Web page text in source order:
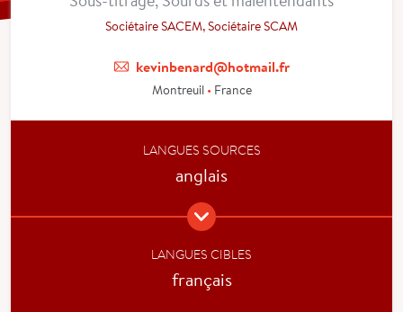
Sociétaire SACEM, Sociétaire SCAM
kevinbenard@hotmail.fr
Montreuil • France
LANGUES SOURCES
anglais
LANGUES CIBLES
français